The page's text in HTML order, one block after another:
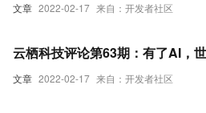
文章 2022-02-17 来自：开发者社区
文章 2022-02-17 来自：开发者社区
云栖科技评论第63期：有了AI，